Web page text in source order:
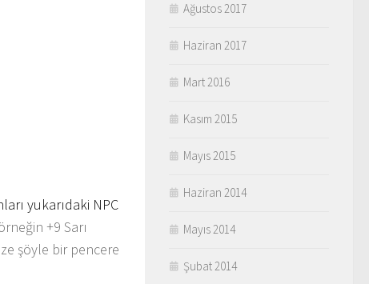
yukarıdaki NPC
+9 Sarı
şöyle bir pencere
Ağustos 2017
Haziran 2017
Mart 2016
Kasım 2015
Mayıs 2015
Haziran 2014
Mayıs 2014
Şubat 2014